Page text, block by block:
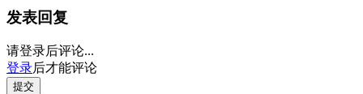
发表回复
请登录后评论...
登录后才能评论
提交